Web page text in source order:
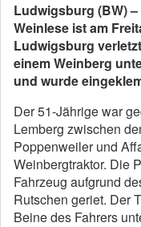
Ludwigsburg (BW)
Weinlese ist am
Ludwigsburg
einem Weinberg
und wurde
Der 51-Jährige war
Lemberg zwischen
Poppenweiler und
Weinbergtraktor. Die
Fahrzeug aufgrund
Rutschen geriet. Der
Beine des Fahrers